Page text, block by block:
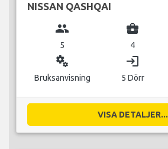
NISSAN QASHQAI
group
5
business_center
4
miscellaneous_services
Bruksanvisning
login
5 Dörr
VISA DETALJER...